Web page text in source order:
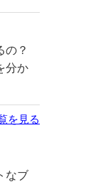
の？
分か
を見る
なブ